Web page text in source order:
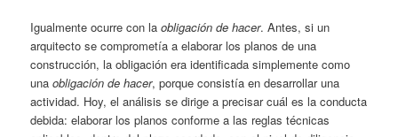
Igualmente ocurre con laobligación de hacer. Antes, si un
arquitecto se comprometía a elaborar los planos de una
construcción, la obligación era identificada simplemente como
unaobligación de hacer, porque consistía en desarrollar una
actividad. Hoy, el análisis se dirige a precisar cuál es la conducta
debida: elaborar los planos conforme a las reglas técnicas